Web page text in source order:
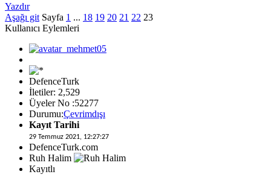
Yazdır
Aşağı git Sayfa 1 ... 18 19 20 21 22 23
Kullanıcı Eylemleri
DefenceTurk
İletiler: 2,529
Üyeler No :52277
Durumu:Çevrimdışı
Kayıt Tarihi
29 Temmuz 2021, 12:27:27
DefenceTurk.com
Ruh Halim
Kayıtlı